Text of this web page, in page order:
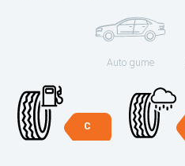
Auto gume
C